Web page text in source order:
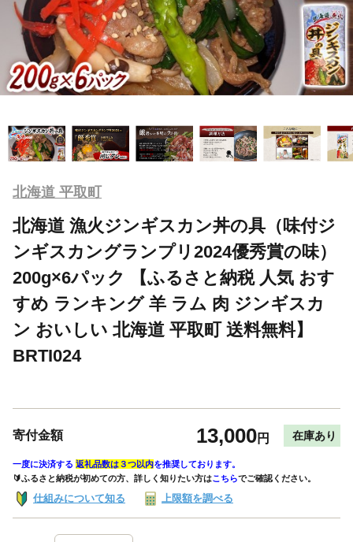
北海道 平取町
北海道 漁火ジンギスカン丼の具（味付ジ
ンギスカングランプリ2024優秀賞の味）
200g×6パック 【ふるさと納税 人気 おす
すめ ランキング 羊 ラム 肉 ジンギスカ
ン おいしい 北海道 平取町 送料無料】
BRTI024
寄付金額 13,000円 在庫あり
一度に決済する 返礼品数は３つ以内を推奨しております。
🔰ふるさと納税が初めての方、詳しく知りたい方はこちらでご確認ください。
仕組みについて知る 上限額を調べる